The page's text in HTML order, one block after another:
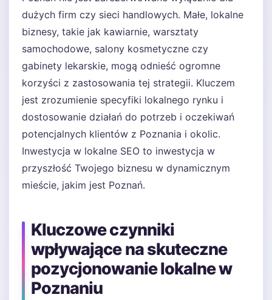
dużych firm czy sieci handlowych. Małe, lokalne
biznesy, takie jak kawiarnie, warsztaty
samochodowe, salony kosmetyczne czy
gabinety lekarskie, mogą odnieść ogromne
korzyści z zastosowania tej strategii. Kluczem
jest zrozumienie specyfiki lokalnego rynku i
dostosowanie działań do potrzeb i oczekiwań
potencjalnych klientów z Poznania i okolic.
Inwestycja w lokalne SEO to inwestycja w
przyszłość Twojego biznesu w dynamicznym
mieście, jakim jest Poznań.
Kluczowe czynniki
wpływające na skuteczne
pozycjonowanie lokalne w
Poznaniu